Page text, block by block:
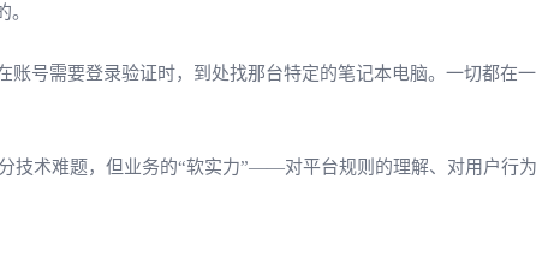
号需要登录验证时，到处找那台特定的笔记本电脑。一切都在一
技术难题，但业务的“软实力”——对平台规则的理解、对用户行为